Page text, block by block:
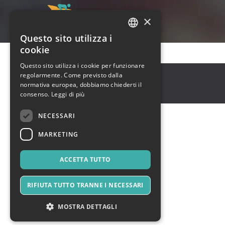
NY,NYC, NY, USA
10001
Stati Uniti
×
Questo sito utilizza i
cookie
Questo sito utilizza i cookie per funzionare
regolarmente. Come previsto dalla
normativa europea, dobbiamo chiederti il
consenso. Leggi di più
NECESSARI
MARKETING
ACCETTA TUTTO
RIFIUTA TUTTO TRANNE I NECESSARI
MOSTRA DETTAGLI